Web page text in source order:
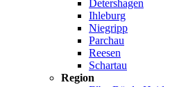
Detershagen
Ihleburg
Niegripp
Parchau
Reesen
Schartau
Region